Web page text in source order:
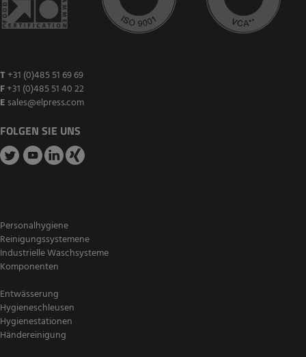
T +31 (0)485 51 69 69
F+31 (0)485 51 40 22
E sales@elpress.com
FOLGEN SIE UNS
Personalhygiene
Reinigungssystemene
Industrielle Waschsysteme
Komponenten
Entwässerung
Hygieneschleusen
Hygienestationen
Händereinigung